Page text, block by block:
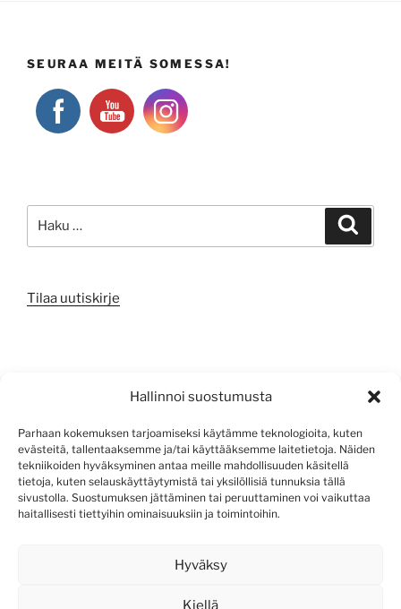
Hallinnoi suostumusta
Parhaan kokemuksen tarjoamiseksi käytämme teknologioita, kuten
evästeitä, tallentaaksemme ja/tai käyttääksemme laitetietoja. Näiden
tekniikoiden hyväksyminen antaa meille mahdollisuuden käsitellä
tietoja, kuten selauskäyttäytymistä tai yksilöllisiä tunnuksia tällä
sivustolla. Suostumuksen jättäminen tai peruuttaminen voi vaikuttaa
haitallisesti tiettyihin ominaisuuksiin ja toimintoihin.
Hyväksy
Kiellä
SEURAA MEITÄ SOMESSA!
Tilaa uutiskirje
Sisältösyöte
Kommenttisyöte